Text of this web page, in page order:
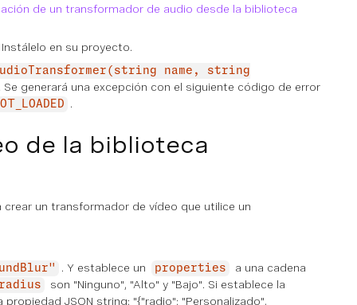
de un transformador de audio desde la biblioteca
Instálelo en su proyecto.
name, string
generará una excepción con el siguiente código de error
.
de la biblioteca
crear un transformador de vídeo que utilice un
. Y establece un properties
a una cadena
radius
son "Ninguno", "Alto" y "Bajo". Si establece la
propiedad JSON string: "{"radio": "Personalizado",